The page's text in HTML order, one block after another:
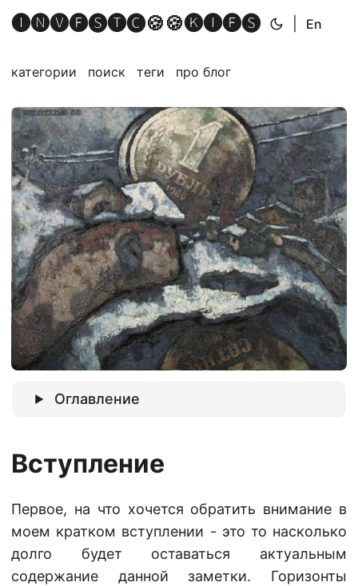
🅘🅝🅥🅔🅢🅣🅒🍪🍪🅚🅘🅔🅢 En
категории поиск теги про блог
Оглавление
Вступление
Первое, на что хочется обратить внимание в
моем кратком вступлении - это то насколько
долго будет оставаться актуальным
содержание данной заметки. Горизонты